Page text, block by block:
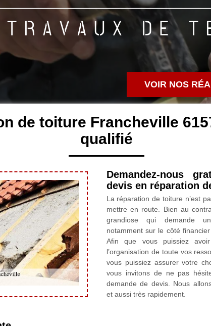
VOIR NOS
de toiture Francheville
qualifié
Demandez-nous
devis en réparation
La réparation de toiture n’est
mettre en route. Bien au
grandiose qui demande
notamment sur le côté
Afin que vous puissiez
l’organisation de toute vos
vous puissiez assurer votre
vous invitons de ne pas
demande de devis. Nous
et aussi très rapidement.